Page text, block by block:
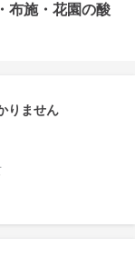
布施・花園の酸
りません